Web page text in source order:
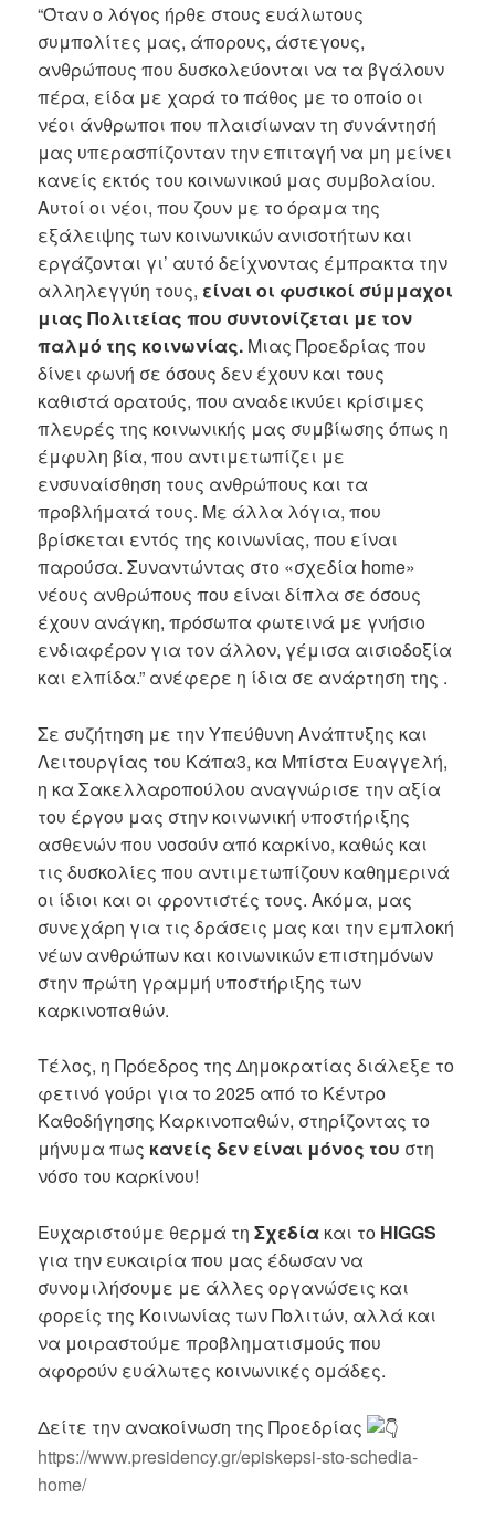
“Όταν ο λόγος ήρθε στους ευάλωτους
συμπολίτες μας, άπορους, άστεγους,
ανθρώπους που δυσκολεύονται να τα βγάλουν
πέρα, είδα με χαρά το πάθος με το οποίο οι
νέοι άνθρωποι που πλαισίωναν τη συνάντησή
μας υπερασπίζονταν την επιταγή να μη μείνει
κανείς εκτός του κοινωνικού μας συμβολαίου.
Αυτοί οι νέοι, που ζουν με το όραμα της
εξάλειψης των κοινωνικών ανισοτήτων και
εργάζονται γι’ αυτό δείχνοντας έμπρακτα την
αλληλεγγύη τους, είναι οι φυσικοί σύμμαχοι
μιας Πολιτείας που συντονίζεται με τον
παλμό της κοινωνίας. Μιας Προεδρίας που
δίνει φωνή σε όσους δεν έχουν και τους
καθιστά ορατούς, που αναδεικνύει κρίσιμες
πλευρές της κοινωνικής μας συμβίωσης όπως η
έμφυλη βία, που αντιμετωπίζει με
ενσυναίσθηση τους ανθρώπους και τα
προβλήματά τους. Με άλλα λόγια, που
βρίσκεται εντός της κοινωνίας, που είναι
παρούσα. Συναντώντας στο «σχεδία home»
νέους ανθρώπους που είναι δίπλα σε όσους
έχουν ανάγκη, πρόσωπα φωτεινά με γνήσιο
ενδιαφέρον για τον άλλον, γέμισα αισιοδοξία
και ελπίδα.” ανέφερε η ίδια σε ανάρτηση της .
Σε συζήτηση με την Υπεύθυνη Ανάπτυξης και
Λειτουργίας του Κάπα3, κα Μπίστα Ευαγγελή,
η κα Σακελλαροπούλου αναγνώρισε την αξία
του έργου μας στην κοινωνική υποστήριξης
ασθενών που νοσούν από καρκίνο, καθώς και
τις δυσκολίες που αντιμετωπίζουν καθημερινά
οι ίδιοι και οι φροντιστές τους. Ακόμα, μας
συνεχάρη για τις δράσεις μας και την εμπλοκή
νέων ανθρώπων και κοινωνικών επιστημόνων
στην πρώτη γραμμή υποστήριξης των
καρκινοπαθών.
Τέλος, η Πρόεδρος της Δημοκρατίας διάλεξε το
φετινό γούρι για το 2025 από το Κέντρο
Καθοδήγησης Καρκινοπαθών, στηρίζοντας το
μήνυμα πως κανείς δεν είναι μόνος του στη
νόσο του καρκίνου!
Ευχαριστούμε θερμά τηΣχεδία και το HIGGS
για την ευκαιρία που μας έδωσαν να
συνομιλήσουμε με άλλες οργανώσεις και
φορείς της Κοινωνίας των Πολιτών, αλλά και
να μοιραστούμε προβληματισμούς που
αφορούν ευάλωτες κοινωνικές ομάδες.
Δείτε την ανακοίνωση της Προεδρίας
https://www.presidency.gr/episkepsi-sto-schedia-
home/